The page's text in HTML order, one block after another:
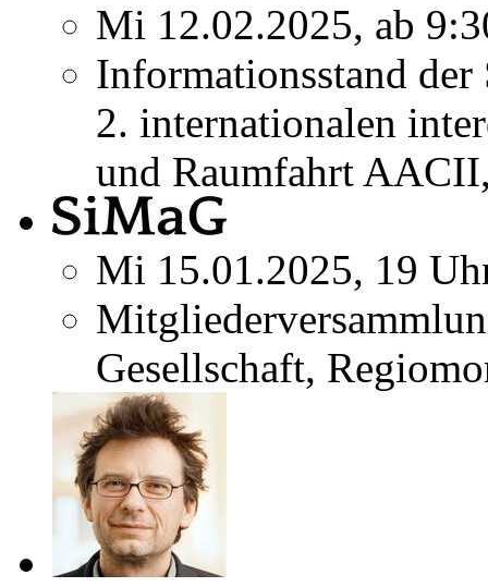
Mi 12.02.2025, ab
Informationsstand
2. internationalen
und Raumfahrt
Mi 15.01.2025, 19
Gesellschaft,